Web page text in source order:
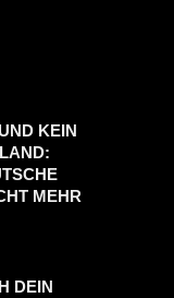
KEIN
MEHR
DEIN